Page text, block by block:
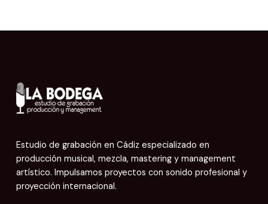
Estudio de grabación en Cádiz especializado en
producción musical, mezcla, mastering y management
artístico. Impulsamos proyectos con sonido profesional y
proyección internacional.